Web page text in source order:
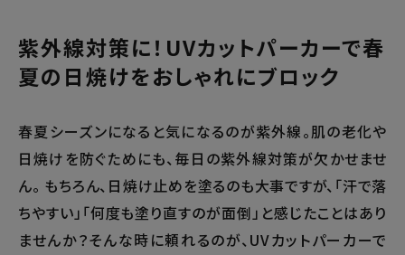
紫外線対策に！UVカットパーカーで春
夏の日焼けをおしゃれにブロック
春夏シーズンになると気になるのが紫外線。肌の老化や
日焼けを防ぐためにも、毎日の紫外線対策が欠かせませ
ん。 もちろん、日焼け止めを塗るのも大事ですが、「汗で落
ちやすい」「何度も塗り直すのが面倒」と感じたことはあり
ませんか？そんな時に頼れるのが、UVカットパーカーで